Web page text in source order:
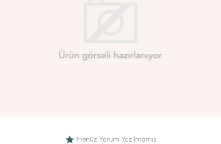
Henüz Yorum Yazılmamış